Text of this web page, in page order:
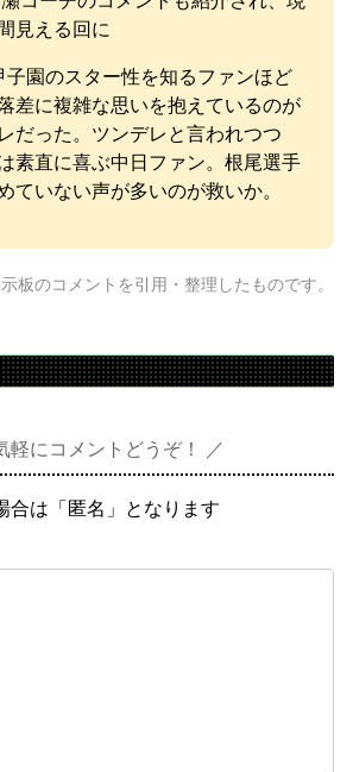
見える回に
子園のスター性を知るファンほど
差に複雑な思いを抱えているのが
だった。ツンデレと言われつつ
素直に喜ぶ中日ファン。根尾選手
ていない声が多いのが救いか。
板のコメントを引用・整理したものです。
軽にコメントどうぞ！
合は「匿名」となります